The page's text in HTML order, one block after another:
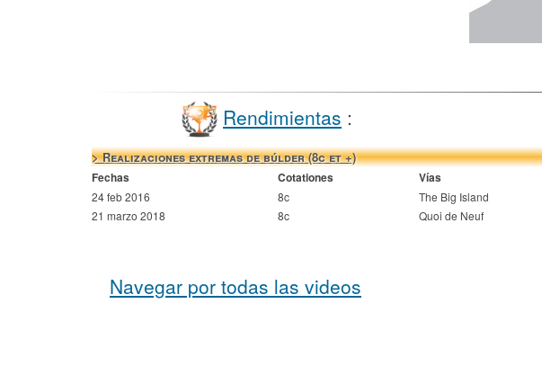
Rendimientas :
> Realizaciones extremas de búlder (8c et +)
Fechas Cotationes Vías
24 feb 2016 8c The Big Island
21 marzo 2018
8c Quoi de Neuf
Navegar por todas las videos